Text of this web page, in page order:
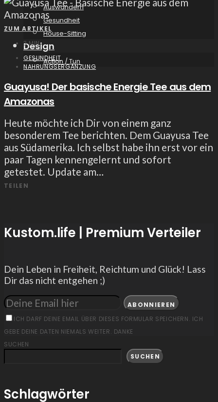
Auswandern
Gesundheit
House-Sitting
Design
Action / Tun
ZUM ARTIKEL
3 MIN
GESUNDHEIT
NAHRUNGSERGÄNZUNG
Guayusa! Der basische Energie Tee aus dem
Amazonas
Heute möchte ich Dir von einem ganz
besonderem Tee berichten. Dem Guayusa Tee
aus Südamerika. Ich selbst habe ihn erst vor ein
paar Tagen kennengelernt und sofort
getestet. Update am…
TEILEN
Kustom.life | Premium Verteiler
Dein Leben in Freiheit, Reichtum und Glück! Lass
Dir das nicht entgehen ;)
ABONNIEREN
ICH DARF DEINE EMAIL ÜBER DIESES FORMULAR SPEICHERN. ICH
GEBE DEINE DATEN NIEMALS WEITER. DANKE
SUCHEN
SUCHEN
Schlagwörter